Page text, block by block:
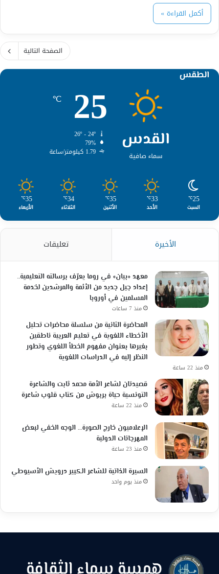
أكمل القراءة »
الصفحة التالية
الطقس
القدس
سماء صافية
25
℃
79%
1.79 كيلومتر/ساعة
25
℃
السبت
33
℃
الأحد
35
℃
الأثنين
34
℃
الثلاثاء
35
℃
الأربعاء
الأخيرة تعليقات
معهد «بيان» في روما يعرّف برسالته التعليمية..
إعداد جيل جديد من الأئمة والمرشدين لخدمة
المسلمين في أوروبا
منذ 7 ساعات
المحاضرة الثانية من سلسلة محاضرات تحليل
الأخطاء اللغوية في تعليم العربية ناطقين
بغيرها بعنوان مفهوم الخطأ اللغوي وتطور
النظر إليه في الدراسات اللغوية
منذ 22 ساعة
قصيدتان لشاعر الأمة محمد ثابت والشاعرة
التونسية حياة بربوش من كتاب قلوب شاعرة
منذ 22 ساعة
الإعلاميون خارج الصورة… الوجه الخفي لبعض
المهرجانات الدولية
منذ 23 ساعة
السيرة الذاتية للشاعر الكبير درويش الأسيوطي
منذ يوم واحد